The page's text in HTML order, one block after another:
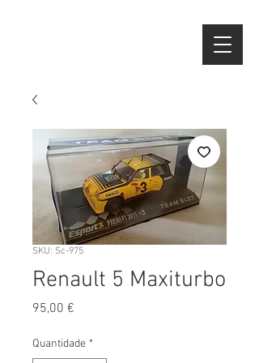
SKU: Sc-975
Renault 5 Maxiturbo
95,00 €
Quantidade *